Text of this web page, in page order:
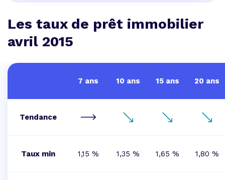
Les taux de prêt immobilier
avril 2015
7 ans 10 ans 15 ans 20 ans
Tendance
Taux min 1,15 % 1,35 % 1,65 % 1,80 %